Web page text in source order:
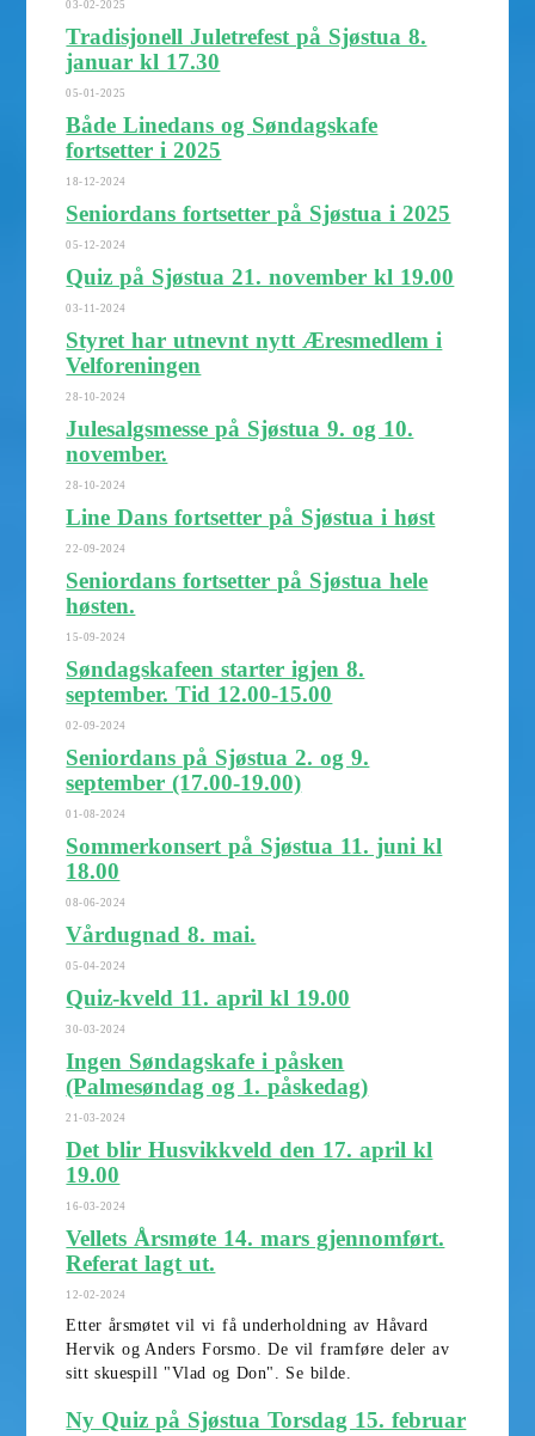
03-02-2025
Tradisjonell Juletrefest på Sjøstua 8.
januar kl 17.30
05-01-2025
Både Linedans og Søndagskafe
fortsetter i 2025
18-12-2024
Seniordans fortsetter på Sjøstua i 2025
05-12-2024
Quiz på Sjøstua 21. november kl 19.00
03-11-2024
Styret har utnevnt nytt Æresmedlem i
Velforeningen
28-10-2024
Julesalgsmesse på Sjøstua 9. og 10.
november.
28-10-2024
Line Dans fortsetter på Sjøstua i høst
22-09-2024
Seniordans fortsetter på Sjøstua hele
høsten.
15-09-2024
Søndagskafeen starter igjen 8.
september. Tid 12.00-15.00
02-09-2024
Seniordans på Sjøstua 2. og 9.
september (17.00-19.00)
01-08-2024
Sommerkonsert på Sjøstua 11. juni kl
18.00
08-06-2024
Vårdugnad 8. mai.
05-04-2024
Quiz-kveld 11. april kl 19.00
30-03-2024
Ingen Søndagskafe i påsken
(Palmesøndag og 1. påskedag)
21-03-2024
Det blir Husvikkveld den 17. april kl
19.00
16-03-2024
Vellets Årsmøte 14. mars gjennomført.
Referat lagt ut.
12-02-2024
Etter årsmøtet vil vi få underholdning av Håvard
Hervik og Anders Forsmo. De vil framføre deler av
sitt skuespill "Vlad og Don". Se bilde.
Ny Quiz på Sjøstua Torsdag 15. februar